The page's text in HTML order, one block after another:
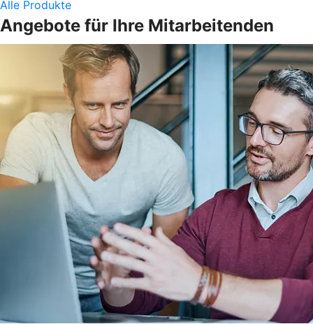
Alle Produkte
Angebote für Ihre Mitarbeitenden